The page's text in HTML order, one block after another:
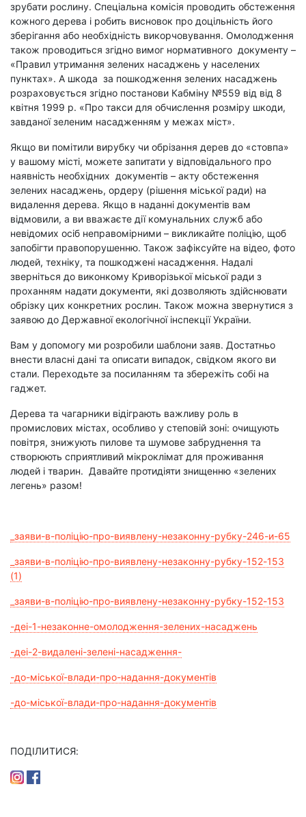
зрубати рослину. Спеціальна комісія проводить обстеження
кожного дерева і робить висновок про доцільність його
зберігання або необхідність викорчовування. Омолодження
також проводиться згідно вимог нормативного документу –
«Правил утримання зелених насаджень у населених
пунктах». А шкода за пошкодження зелених насаджень
розраховується згідно постанови Кабміну №559 від від 8
квітня 1999 р. «Про такси для обчислення розміру шкоди,
завданої зеленим насадженням у межах міст».
Якщо ви помітили вирубку чи обрізання дерев до «стовпа»
у вашому місті, можете запитати у відповідального про
наявність необхідних документів – акту обстеження
зелених насаджень, ордеру (рішення міської ради) на
видалення дерева. Якщо в наданні документів вам
відмовили, а ви вважаєте дії комунальних служб або
невідомих осіб неправомірними – викликайте поліцію, щоб
запобігти правопорушенню. Також зафіксуйте на відео, фото
людей, техніку, та пошкоджені насадження. Надалі
зверніться до виконкому Криворізької міської ради з
проханням надати документи, які дозволяють здійснювати
обрізку цих конкретних рослин. Також можна звернутися з
заявою до Державної екологічної інспекції України.
Вам у допомогу ми розробили шаблони заяв. Достатньо
внести власні дані та описати випадок, свідком якого ви
стали. Переходьте за посиланням та збережіть собі на
гаджет.
Дерева та чагарники відіграють важливу роль в
промислових містах, особливо у степовій зоні: очищують
повітря, знижують пилове та шумове забруднення та
створюють сприятливий мікроклімат для проживання
людей і тварин. Давайте протидіяти знищенню «зелених
легень» разом!
_заяви-в-поліцію-про-виявлену-незаконну-рубку-246-и-65
_заяви-в-поліцію-про-виявлену-незаконну-рубку-152-153
(1)
_заяви-в-поліцію-про-виявлену-незаконну-рубку-152-153
-деі-1-незаконне-омолодження-зелених-насаджень
-деі-2-видалені-зелені-насадження-
-до-міської-влади-про-надання-документів
-до-міської-влади-про-надання-документів
ПОДІЛИТИСЯ: